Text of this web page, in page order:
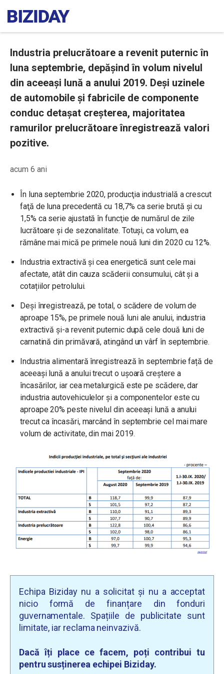
Industria prelucrătoare a revenit puternic în
luna septembrie, depășind în volum nivelul
din aceeași lună a anului 2019. Deși uzinele
de automobile și fabricile de componente
conduc detașat creșterea, majoritatea
ramurilor prelucrătoare înregistrează valori
pozitive.
acum 6 ani
În luna septembrie 2020, producţia industrială a crescut
faţă de luna precedentă cu 18,7% ca serie brută şi cu
1,5% ca serie ajustată în funcţie de numărul de zile
lucrătoare şi de sezonalitate. Totuși, ca volum, ea
rămâne mai mică pe primele nouă luni din 2020 cu 12%.
Industria extractivă și cea energetică sunt cele mai
afectate, atât din cauza scăderii consumului, cât și a
cotațiilor petrolului.
Deși înregistrează, pe total, o scădere de volum de
aproape 15%, pe primele nouă luni ale anului, industria
extractivă și-a revenit puternic după cele două luni de
carnatină din primăvară, atingând un vârf în septembrie.
Industria alimentară înregistrează în septembrie față de
aceeași lună a anului trecut o ușoară creștere a
încasărilor, iar cea metalurgică este pe scădere, dar
industria autovehiculelor și a componentelor este cu
aproape 20% peste nivelul din aceeași lună a anului
trecut ca încasări, marcând în septembrie cel mai mare
volum de activitate, din mai 2019.
Echipa Biziday nu a solicitat și nu a acceptat
nicio formă de finanțare din fonduri
guvernamentale. Spațiile de publicitate sunt
limitate, iar reclama neinvazivă.
Dacă îți place ce facem, poți contribui tu
pentru susținerea echipei Biziday.